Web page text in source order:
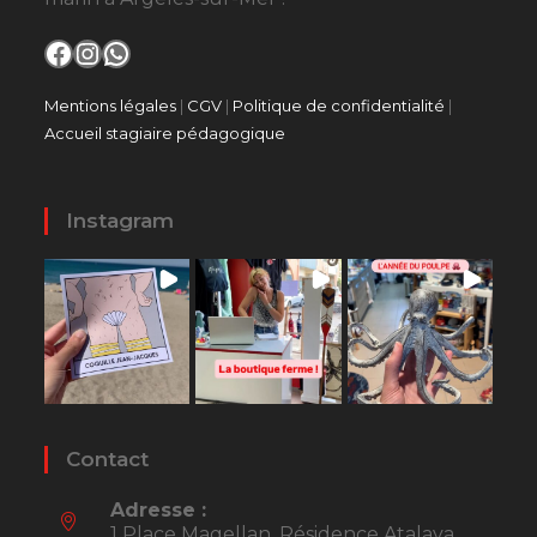
Facebook
Instagram
WhatsApp
Mentions légales | CGV | Politique de confidentialité |
Accueil stagiaire pédagogique
Instagram
Contact
Adresse :